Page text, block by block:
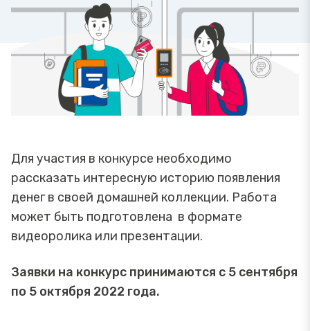
Для участия в конкурсе необходимо
рассказать интересную историю появления
денег в своей домашней коллекции. Работа
может быть подготовлена в формате
видеоролика или презентации.
Заявки на конкурс принимаются с 5 сентября
по 5 октября 2022 года.